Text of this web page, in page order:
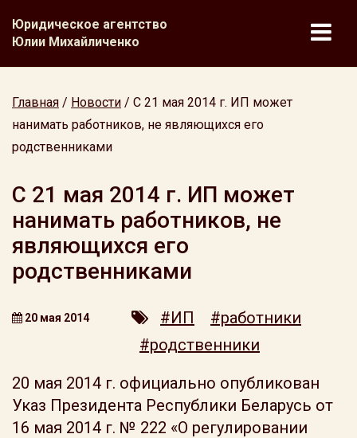
Юридическое агентство
Юлии Михайличенко
Главная / Новости / С 21 мая 2014 г. ИП может
нанимать работников, не являющихся его
родственниками
С 21 мая 2014 г. ИП может
нанимать работников, не
являющихся его
родственниками
20 мая 2014 #ИП
#работники
#родственники
20 мая 2014 г. официально опубликован
Указ Президента Республики Беларусь от
16 мая 2014 г. № 222 «О регулировании